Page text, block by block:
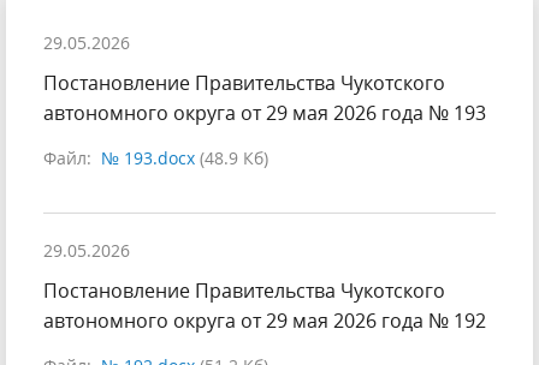
29.05.2026
Постановление Правительства Чукотского
автономного округа от 29 мая 2026 года № 193
Файл: № 193.docx (48.9 Кб)
29.05.2026
Постановление Правительства Чукотского
автономного округа от 29 мая 2026 года № 192